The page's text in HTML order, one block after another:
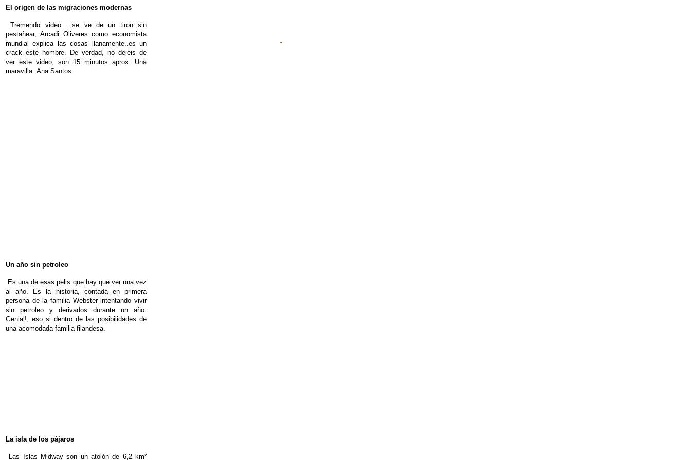
El origen de las migraciones modernas
Tremendo video... se ve de un tiron sin
pestañear, Arcadi Oliveres como economista
mundial explica las cosas llanamente..es un
crack este hombre.
De verdad, no dejeis de
ver este video, son 15 minutos aprox.
Una
maravilla Ana Santos
Un año sin petroleo
Es una de esas pelis que hay que ver una vez
al año. Es la historia, contada en primera
persona de la familia Webster intentando vivir
sin petroleo y derivados durante un año.
Genial!, eso si dentro de las posibilidades de
una acomodada familia filandesa.
La isla de los pájaros
Las Islas Midway son un atolón de 6,2 km²